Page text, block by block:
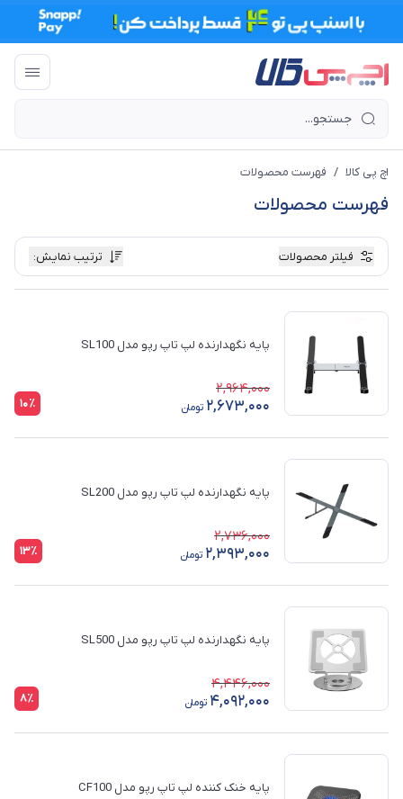
اچ پی کالا / فهرست محصولات
فهرست محصولات
فیلتر محصولات ترتیب نمایش:
پایه نگهدارنده لپ تاپ رپو مدل SL100
2,964,000
2,673,000 تومان 10٪
پایه نگهدارنده لپ تاپ رپو مدل SL200
2,736,000
2,393,000 تومان 13٪
پایه نگهدارنده لپ تاپ رپو مدل SL500
4,446,000
4,092,000 تومان 8٪
پایه خنک کننده لپ تاپ رپو مدل CF100